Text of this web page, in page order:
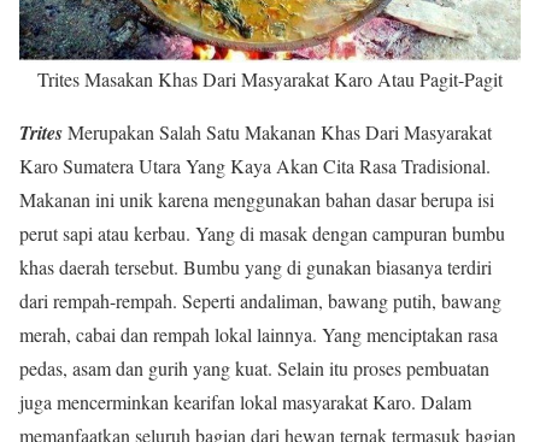
Trites Masakan Khas Dari Masyarakat Karo Atau Pagit-Pagit
TritesMerupakan Salah Satu Makanan Khas Dari Masyarakat
Karo Sumatera Utara Yang Kaya Akan Cita Rasa Tradisional.
Makanan ini unik karena menggunakan bahan dasar berupa isi
perut sapi atau kerbau. Yang di masak dengan campuran bumbu
khas daerah tersebut. Bumbu yang di gunakan biasanya terdiri
dari rempah-rempah. Seperti andaliman, bawang putih, bawang
merah, cabai dan rempah lokal lainnya. Yang menciptakan rasa
pedas, asam dan gurih yang kuat. Selain itu proses pembuatan
juga mencerminkan kearifan lokal masyarakat Karo. Dalam
memanfaatkan seluruh bagian dari hewan ternak termasuk bagian